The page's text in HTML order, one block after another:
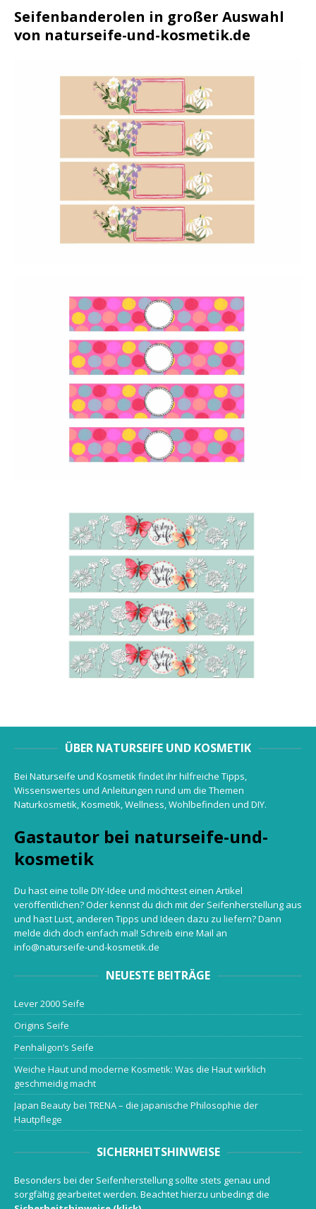
Seifenbanderolen in großer Auswahl
von naturseife-und-kosmetik.de
ÜBER NATURSEIFE UND KOSMETIK
Bei Naturseife und Kosmetik findet ihr hilfreiche Tipps,
Wissenswertes und Anleitungen rund um die Themen
Naturkosmetik, Kosmetik, Wellness, Wohlbefinden und DIY.
Gastautor bei naturseife-und-
kosmetik
Du hast eine tolle DIY-Idee und möchtest einen Artikel
veröffentlichen? Oder kennst du dich mit der Seifenherstellung aus
und hast Lust, anderen Tipps und Ideen dazu zu liefern? Dann
melde dich doch einfach mal! Schreib eine Mail an
info@naturseife-und-kosmetik.de
NEUESTE BEITRÄGE
Lever 2000 Seife
Origins Seife
Penhaligon’s Seife
Weiche Haut und moderne Kosmetik: Was die Haut wirklich
geschmeidig macht
Japan Beauty bei TRENA – die japanische Philosophie der
Hautpflege
SICHERHEITSHINWEISE
Besonders bei der Seifenherstellung sollte stets genau und
sorgfältig gearbeitet werden. Beachtet hierzu unbedingt die